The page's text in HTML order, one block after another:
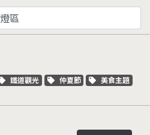
關鍵字標籤
鐵道觀光 關鍵字標籤
仲夏節 關鍵字標籤
美食主題